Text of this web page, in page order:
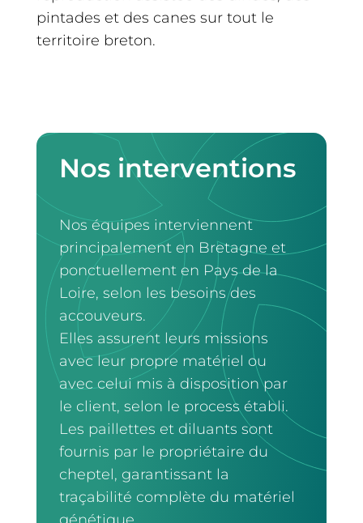
pintades et des canes sur tout le
territoire breton.
Nos interventions
Nos équipes interviennent
principalement en Bretagne et
ponctuellement en Pays de la
Loire, selon les besoins des
accouveurs.
Elles assurent leurs missions
avec leur propre matériel ou
avec celui mis à disposition par
le client, selon le process établi.
Les paillettes et diluants sont
fournis par le propriétaire du
cheptel, garantissant la
traçabilité complète du matériel